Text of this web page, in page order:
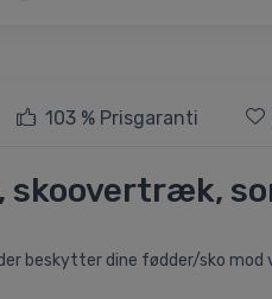
103 % Prisgaranti
skoovertræk,
beskytter dine fødder/sko